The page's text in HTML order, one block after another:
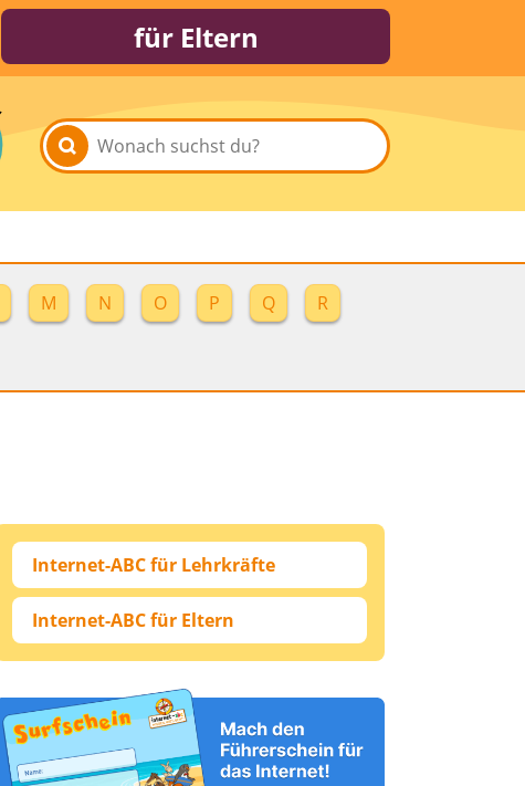
für Eltern
M N O P Q
R
Internet-ABC für Lehrkräfte
Internet-ABC für Eltern